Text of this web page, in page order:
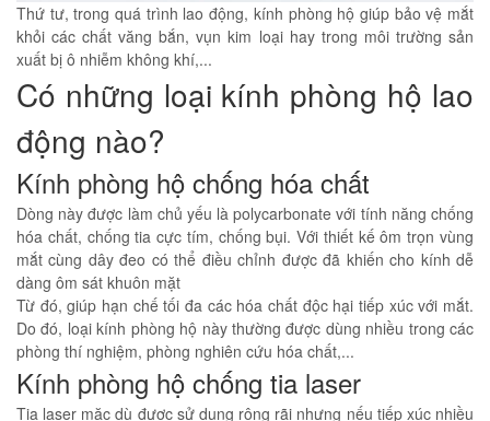
Thứ tư, trong quá trình lao động, kính phòng hộ giúp bảo vệ mắt
khỏi các chất văng bắn, vụn kim loại hay trong môi trường sản
xuất bị ô nhiễm không khí,...
Có những loại kính phòng hộ lao
động nào?
Kính phòng hộ chống hóa chất
Dòng này được làm chủ yếu là polycarbonate với tính năng chống
hóa chất, chống tia cực tím, chống bụi. Với thiết kế ôm trọn vùng
mắt cùng dây đeo có thể điều chỉnh được đã khiến cho kính dễ
dàng ôm sát khuôn mặt
Từ đó, giúp hạn chế tối đa các hóa chất độc hại tiếp xúc với mắt.
Do đó, loại kính phòng hộ này thường được dùng nhiều trong các
phòng thí nghiệm, phòng nghiên cứu hóa chất,...
Kính phòng hộ chống tia laser
Tia laser mặc dù được sử dụng rộng rãi nhưng nếu tiếp xúc nhiều